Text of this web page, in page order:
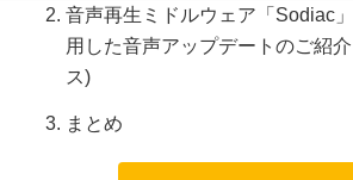
音声再生ミドルウェア「Sodiac
用した音声アップデートのご紹
ス)
まとめ